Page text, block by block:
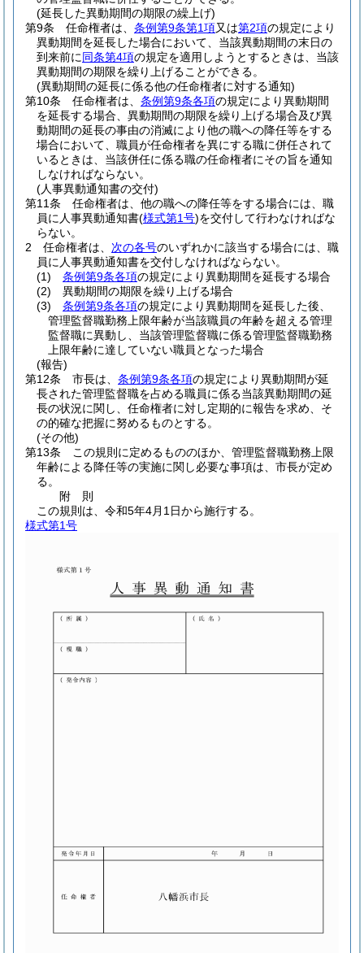
(延長した異動期間の期限の繰上げ)
第9条
任命権者は、 条例第9条第1項又は第2項の規定により
異動期間を延長した場合において、当該異動期間の末日の
到来前に同条第4項の規定を適用しようとするときは、当該
異動期間の期限を繰り上げることができる。
(異動期間の延長に係る他の任命権者に対する通知)
第10条
任命権者は、 条例第9条各項の規定により異動期間
を延長する場合、異動期間の期限を繰り上げる場合及び異
動期間の延長の事由の消滅により他の職への降任等をする
場合において、職員が任命権者を異にする職に併任されて
いるときは、当該併任に係る職の任命権者にその旨を通知
しなければならない。
(人事異動通知書の交付)
第11条
任命権者は、他の職への降任等をする場合には、職
員に人事異動通知書(様式第1号)を交付して行わなければな
らない。
2
任命権者は、 次の各号のいずれかに該当する場合には、職
員に人事異動通知書を交付しなければならない。
(1)
条例第9条各項の規定により異動期間を延長する場合
(2)
異動期間の期限を繰り上げる場合
(3)
条例第9条各項の規定により異動期間を延長した後、
管理監督職勤務上限年齢が当該職員の年齢を超える管理
監督職に異動し、当該管理監督職に係る管理監督職勤務
上限年齢に達していない職員となった場合
(報告)
第12条
市長は、 条例第9条各項の規定により異動期間が延
長された管理監督職を占める職員に係る当該異動期間の延
長の状況に関し、任命権者に対し定期的に報告を求め、そ
の的確な把握に努めるものとする。
(その他)
第13条
この規則に定めるもののほか、管理監督職勤務上限
年齢による降任等の実施に関し必要な事項は、市長が定め
る。
附 則
この規則は、令和5年4月1日から施行する。
様式第1号